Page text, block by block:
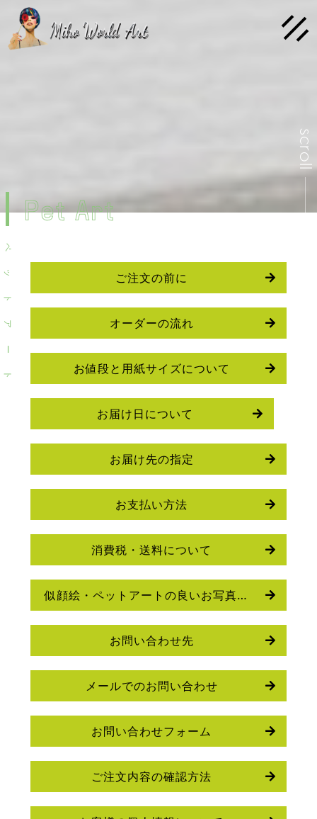
scroll
Pet Art
ペ
ッ
ト
ア
ー
ト
ご注文の前に
オーダーの流れ
お値段と用紙サイズについて
お届け日について
お届け先の指定
お支払い方法
消費税・送料について
似顔絵・ペットアートの良いお写真の選び方
お問い合わせ先
メールでのお問い合わせ
お問い合わせフォーム
ご注文内容の確認方法